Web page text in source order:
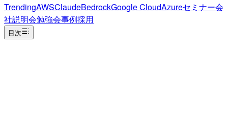
TrendingAWSClaudeBedrockGoogle CloudAzureセミナー会
社説明会勉強会事例採用
目次